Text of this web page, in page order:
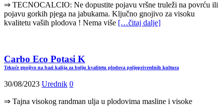
⇒ TECNOCALCIO: Ne dopustite pojavu vršne truleži na povrću ili
pojavu gorkih pjega na jabukama. Ključno gnojivo za visoku
kvalitetu vaših plodova ! Nema više […čitaj dalje]
Carbo Eco Potasi K
Tekuće gnojivo na bazi kalija za bolju kvalitetu plodova poljoprivrednih kultura
30/08/2023 Urednik 0
⇒ Tajna visokog randman ulja u plodovima masline i visoke